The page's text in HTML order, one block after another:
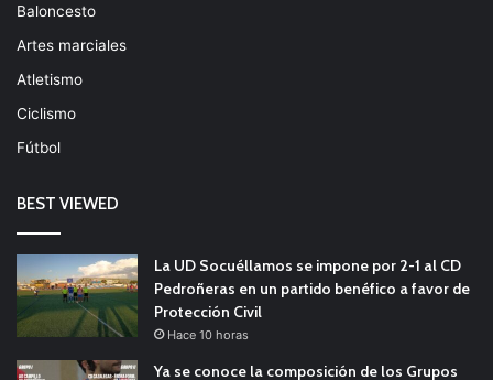
Baloncesto
Artes marciales
Atletismo
Ciclismo
Fútbol
BEST VIEWED
La UD Socuéllamos se impone por 2-1 al CD
Pedroñeras en un partido benéfico a favor de
Protección Civil
Hace 10 horas
Ya se conoce la composición de los Grupos